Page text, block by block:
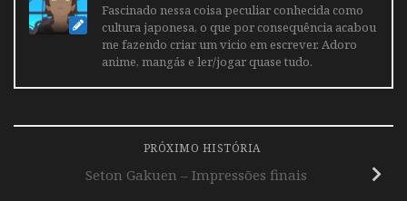
Fascinado nessa coisa peculiar conhecida como
cultura japonesa, o que por consequência acabou
me fazendo criar um vicio em escrever. Adoro
anime, mangás e ler/jogar quase tudo.
PRÓXIMO HISTÓRIA
Seton Gakuen – Impressões finais